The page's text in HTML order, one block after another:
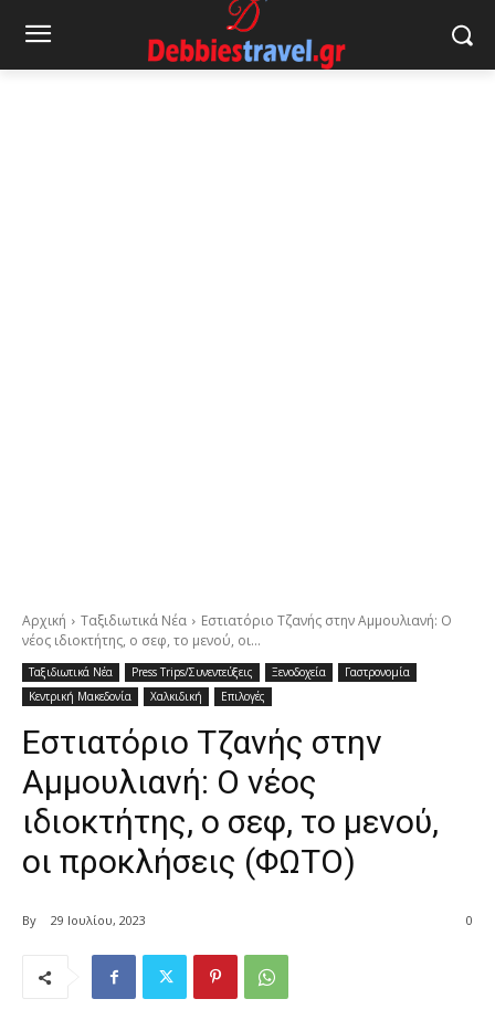
Αρχική Ταξιδιωτικά Νέα
Εστιατόριο Τζανής στην Αμμουλιανή: Ο
νέος ιδιοκτήτης, ο σεφ, το μενού, οι...
Ταξιδιωτικά Νέα Press Trips/Συνεντεύξεις Ξενοδοχεία
Γαστρονομία
Κεντρική Μακεδονία
Χαλκιδική Επιλογές
Εστιατόριο Τζανής στην
Αμμουλιανή: Ο νέος
ιδιοκτήτης, ο σεφ, το μενού,
οι προκλήσεις (ΦΩΤΟ)
By 29 Ιουλίου, 2023 0